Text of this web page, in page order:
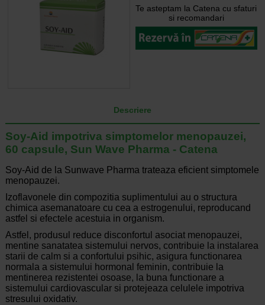
Te asteptam la Catena cu sfaturi
si recomandari
Descriere
Soy-Aid impotriva simptomelor menopauzei,
60 capsule, Sun Wave Pharma - Catena
Soy-Aid de la Sunwave Pharma trateaza eficient simptomele
menopauzei.
Izoflavonele din compozitia suplimentului au o structura
chimica asemanatoare cu cea a estrogenului, reproducand
astfel si efectele acestuia in organism.
Astfel, produsul reduce disconfortul asociat menopauzei,
mentine sanatatea sistemului nervos, contribuie la instalarea
starii de calm si a confortului psihic, asigura functionarea
normala a sistemului hormonal feminin, contribuie la
mentinerea rezistentei osoase, la buna functionare a
sistemului cardiovascular si protejeaza celulele impotriva
stresului oxidativ.